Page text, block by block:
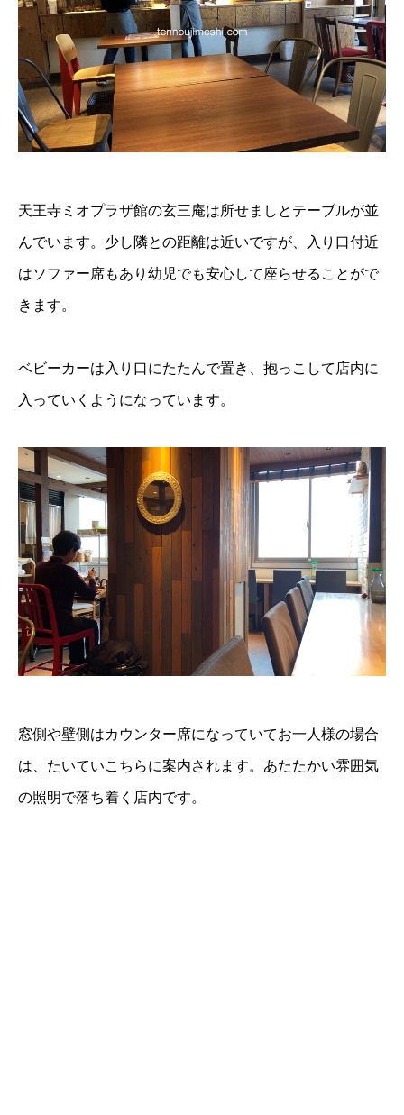
天王寺ミオプラザ館の玄三庵は所せましとテーブルが並
んでいます。少し隣との距離は近いですが、入り口付近
はソファー席もあり幼児でも安心して座らせることがで
きます。
ベビーカーは入り口にたたんで置き、抱っこして店内に
入っていくようになっています。
窓側や壁側はカウンター席になっていてお一人様の場合
は、たいていこちらに案内されます。あたたかい雰囲気
の照明で落ち着く店内です。